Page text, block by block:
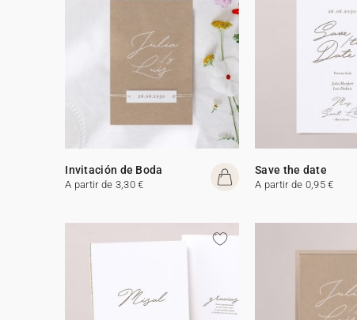
Invitación de Boda
A partir de 3,30 €
Save the date
A partir de 0,95 €